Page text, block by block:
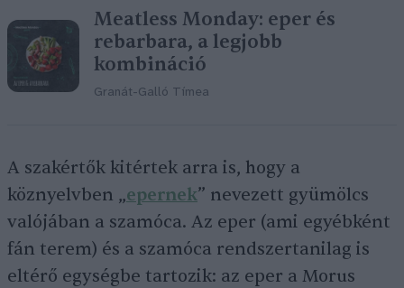
Meatless Monday: eper és
rebarbara, a legjobb
kombináció
Granát-Galló Tímea
A szakértők kitértek arra is, hogy a
köznyelvben „epernek” nevezett gyümölcs
valójában a szamóca. Az eper (ami egyébként
fán terem) és a szamóca rendszertanilag is
eltérő egységbe tartozik: az eper a Morus